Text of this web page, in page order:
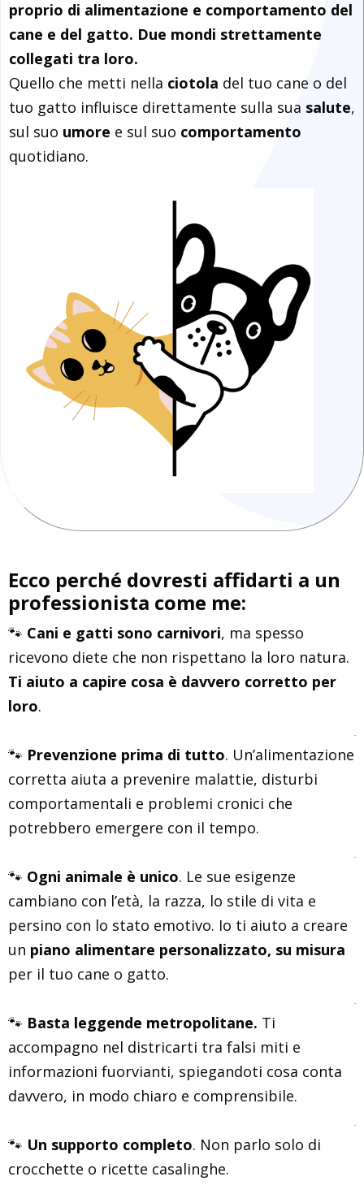
proprio di alimentazione e comportamento del
cane e del gatto. Due mondi strettamente
collegati tra loro.
Quello che metti nella ciotola del tuo cane o del
tuo gatto influisce direttamente sulla sua salute,
sul suo umore e sul suo comportamento
quotidiano.
Ecco perché dovresti affidarti a un
professionista come me:
🐾 Cani e gatti sono carnivori, ma spesso
ricevono diete che non rispettano la loro natura.
Ti aiuto a capire cosa è davvero corretto per
loro.
🐾 Prevenzione prima di tutto. Un’alimentazione
corretta aiuta a prevenire malattie, disturbi
comportamentali e problemi cronici che
potrebbero emergere con il tempo.
🐾 Ogni animale è unico. Le sue esigenze
cambiano con l’età, la razza, lo stile di vita e
persino con lo stato emotivo. Io ti aiuto a creare
un piano alimentare personalizzato, su misura
per il tuo cane o gatto.
🐾 Basta leggende metropolitane. Ti
accompagno nel districarti tra falsi miti e
informazioni fuorvianti, spiegandoti cosa conta
davvero, in modo chiaro e comprensibile.
🐾 Un supporto completo. Non parlo solo di
crocchette o ricette casalinghe.